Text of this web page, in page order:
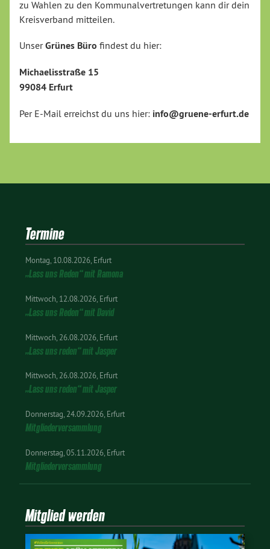
zu Wahlen zu den Kommunalvertretungen kann dir dein
Kreisverband mitteilen.
UnserGrünes Büro findest du hier:
Michaelisstraße 15
99084 Erfurt
Per E-Mail erreichst du uns hier: info@gruene-erfurt.de
Termine
Montag 10.08.2026 Erfurt
„Lass uns Reden“ mit Ramona
Mittwoch 12.08.2026 Erfurt
„Lass uns Reden“ mit David
Mittwoch 26.08.2026 Erfurt
„Lass uns reden“ mit Jasper
Mittwoch 26.08.2026 Erfurt
„Lass uns reden“ mit Jasper
Donnerstag 24.09.2026 Erfurt
Mitgliederversammlung
Donnerstag 05.11.2026 Erfurt
Mitgliederversammlung
Mitglied werden